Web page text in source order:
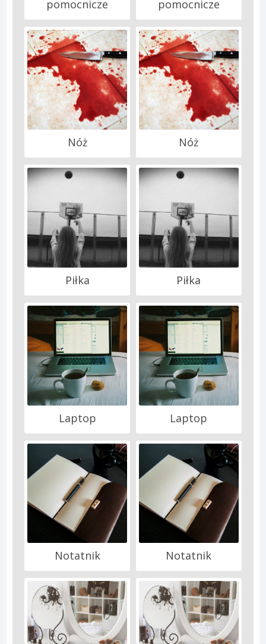
pomocnicze
pomocnicze
Nóż Nóż
Piłka Piłka
Laptop Laptop
Notatnik Notatnik